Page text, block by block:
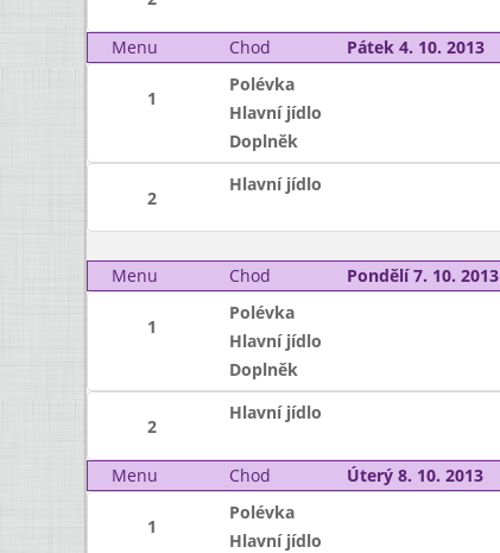
Menu Chod Pátek 4. 10. 2013
1
Polévka
Hlavní jídlo
Doplněk
2
Hlavní jídlo
Menu
Chod Pondělí 7. 10. 2013
1
Polévka
Hlavní jídlo
Doplněk
2
Hlavní jídlo
Menu Chod Úterý 8. 10. 2013
1
Polévka
Hlavní jídlo